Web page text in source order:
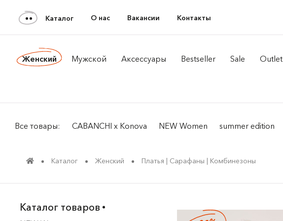
Каталог О нас Вакансии Контакты
Женский Мужской Аксессуары Bestseller Sale Outlet
Все товары: CABANCHI x Konova NEW Women summer edition
Каталог Женский Платья | Сарафаны | Комбинезоны
Каталог товаров